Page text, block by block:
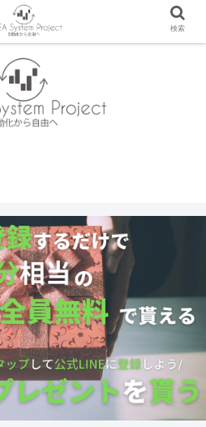
検索